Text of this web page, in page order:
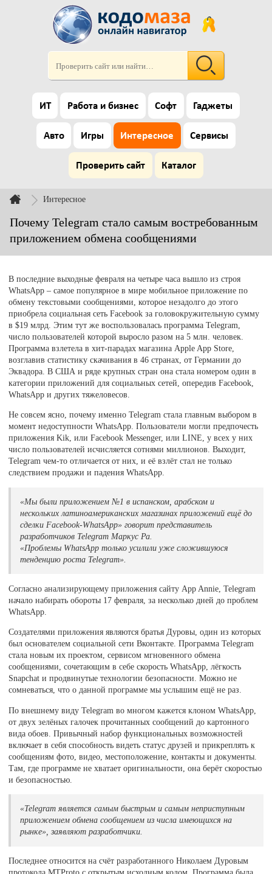
ИТ Работа и бизнес Софт Гаджеты
Авто Игры Интересное Сервисы
Проверить сайт Каталог
Интересное
Почему Telegram стало самым востребованным
приложением обмена сообщениями
В последние выходные февраля на четыре часа вышло из строя
WhatsApp – самое популярное в мире мобильное приложение по
обмену текстовыми сообщениями, которое незадолго до этого
приобрела социальная сеть Facebook за головокружительную сумму
в $19 млрд. Этим тут же воспользовалась программа Telegram,
число пользователей которой выросло разом на 5 млн. человек.
Программа взлетела в хит-парадах магазина Apple App Store,
возглавив статистику скачивания в 46 странах, от Германии до
Эквадора. В США и ряде крупных стран она стала номером один в
категории приложений для социальных сетей, опередив Facebook,
WhatsApp и других тяжеловесов.
Не совсем ясно, почему именно Telegram стала главным выбором в
момент недоступности WhatsApp. Пользователи могли предпочесть
приложения Kik, или Facebook Messenger, или LINE, у всех у них
число пользователей исчисляется сотнями миллионов. Выходит,
Telegram чем-то отличается от них, и её взлёт стал не только
следствием продажи и падения WhatsApp.
«Мы были приложением №1 в испанском, арабском и
нескольких латиноамериканских магазинах приложений ещё до
сделки Facebook-WhatsApp» говорит представитель
разработчиков Telegram Маркус Ра.
«Проблемы WhatsApp только усилили уже сложившуюся
тенденцию роста Telegram».
Согласно анализирующему приложения сайту App Annie, Telegram
начало набирать обороты 17 февраля, за несколько дней до проблем
WhatsApp.
Создателями приложения являются братья Дуровы, один из которых
был основателем социальной сети Вконтакте. Программа Telegram
стала новым их проектом, сервисом мгновенного обмена
сообщениями, сочетающим в себе скорость WhatsApp, лёгкость
Snapchat и продвинутые технологии безопасности. Можно не
сомневаться, что о данной программе мы услышим ещё не раз.
По внешнему виду Telegram во многом кажется клоном WhatsApp,
от двух зелёных галочек прочитанных сообщений до картонного
вида обоев. Привычный набор функциональных возможностей
включает в себя способность видеть статус друзей и прикреплять к
сообщениям фото, видео, местоположение, контакты и документы.
Там, где программе не хватает оригинальности, она берёт скоростью
и безопасностью.
«Telegram является самым быстрым и самым неприступным
приложением обмена сообщением из числа имеющихся на
рынке», заявляют разработчики.
Последнее относится на счёт разработанного Николаем Дуровым